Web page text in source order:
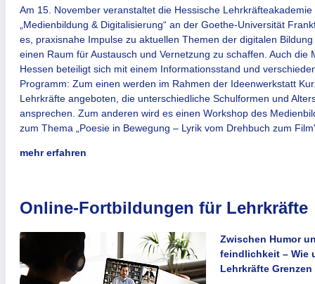
Am 15. November veranstaltet die Hessische
„Medienbildung & Digitalisierung“ an der Goethe-Universität
es, praxisnahe Impulse zu aktuellen Themen der digitalen
einen Raum für Austausch und Vernetzung zu schaffen. Auch die
Hessen beteiligt sich mit einem Informationsstand und
Programm: Zum einen werden im Rahmen der Ideenwerkstatt
Lehrkräfte ange­boten, die unterschiedliche Schulformen und
ansprechen. Zum anderen wird es einen Workshop des
zum Thema „Poesie in Bewegung – Lyrik vom Drehbuch zum
mehr erfahren
Online-Fortbildungen für Lehrkräfte
Zwischen Humor
feindlichkeit – Wie
Lehrkräfte